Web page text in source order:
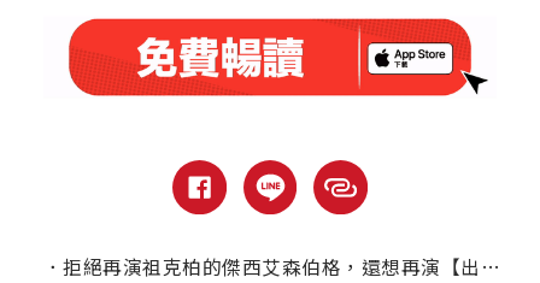
． 拒絕再演祖克柏的傑西艾森伯格，還想再演【出神入化】第四集嗎？